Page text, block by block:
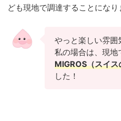
ども現地で調達することになり
やっと楽しい雰囲
私の場合は、現地
MIGROS（スイ
した！